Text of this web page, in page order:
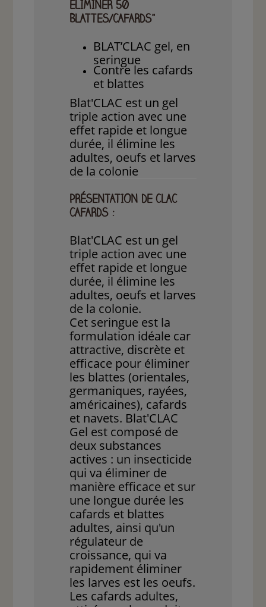
ÉLIMINER 50
BLATTES/CAFARDS"
BLAT’CLAC gel, en
seringue
Contre les cafards
et blattes
Blat'CLAC est un gel
triple action avec une
effet rapide et longue
durée, il élimine les
adultes, oeufs et larves
de la colonie
PRÉSENTATION DE CLAC
CAFARDS :
Blat'CLAC est un gel
triple action avec une
effet rapide et longue
durée, il élimine les
adultes, oeufs et larves
de la colonie.
Cet seringue est la
formulation idéale car
attractive, discrète et
efficace pour éliminer
les blattes (orientales,
germaniques, rayées,
américaines), cafards
et navets. Blat'CLAC
Gel est composé de
deux substances
actives : un insecticide
qui va éliminer de
manière efficace et sur
une longue durée les
cafards et blattes
adultes, ainsi qu'un
régulateur de
croissance, qui va
rapidement éliminer
les larves est les oeufs.
Les cafards adultes,